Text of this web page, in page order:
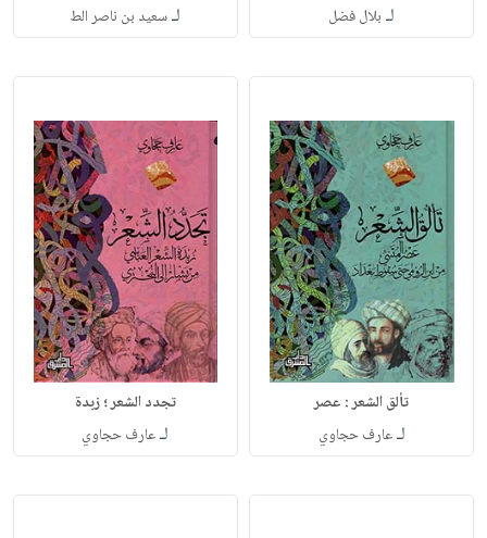
لـ بلال فضل لـسعيد بن ناصر الط
لـعارف حجاوي
تجدد الشعر ؛ زبدة
لـعارف حجاوي